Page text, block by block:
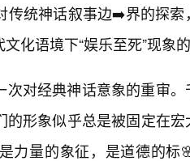
传统神话叙事边➡️界的探
化语境下“娱乐至死”现象的
对经典神话意象的重审
形象似乎总是被固定在宏
力量的象征，是道德的标